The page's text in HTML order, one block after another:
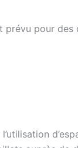
prévu pour